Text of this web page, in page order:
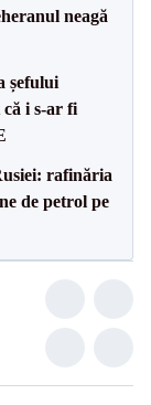
neagă
șefului
că i s-ar fi
rafinăria
de petrol pe